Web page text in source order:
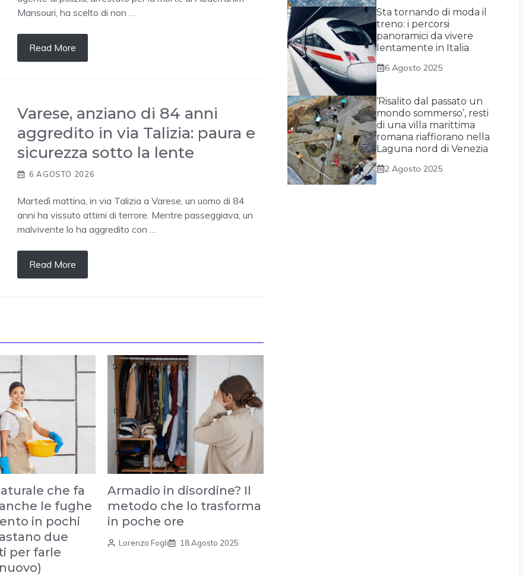
Mansouri, ha scelto di non …
Read More
Varese, anziano di 84 anni
aggredito in via Talizia: paura e
sicurezza sotto la lente
6 AGOSTO 2026
Martedì mattina, in via Talizia a Varese, un uomo di 84
anni ha vissuto attimi di terrore. Mentre passeggiava, un
malvivente lo ha aggredito con …
Read More
che fa
le fughe
in pochi
due
per farle
Armadio in disordine? Il
metodo che lo trasforma
in poche ore
Lorenzo Fogli 18 Agosto 2025
Sta tornando di moda il
treno: i percorsi
panoramici da vivere
lentamente in Italia
6 Agosto 2025
‘Risalito dal passato un
mondo sommerso’, resti
di una villa marittima
romana riaffiorano nella
Laguna nord di Venezia
2 Agosto 2025